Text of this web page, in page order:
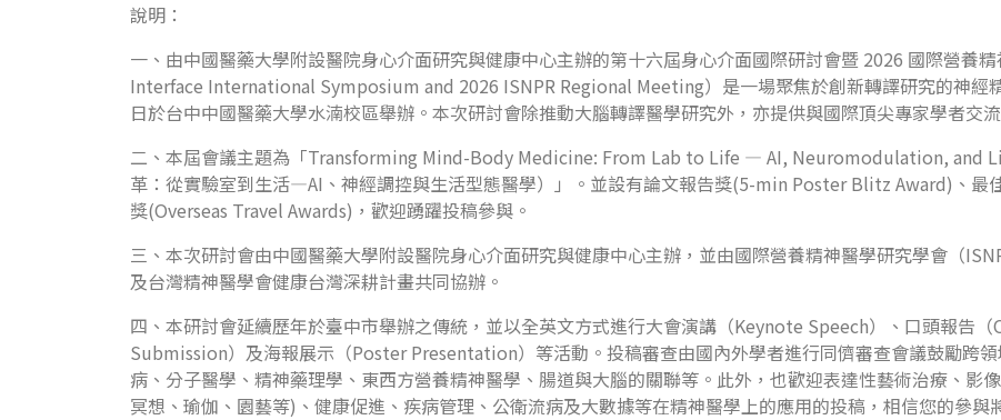
說明：
一、由中國醫藥大學附設醫院身心介面研究與健康中心主辦的第十六屆身心介面國際研討會暨 2026 國際營養
Interface International Symposium and 2026 ISNPR Regional Meeting）是一場聚焦於創新轉譯研究的神經
日於台中中國醫藥大學水湳校區舉辦。本次研討會除推動大腦轉譯醫學研究外，亦提供與國際頂尖專家學者交
二、本屆會議主題為「Transforming Mind-Body Medicine: From Lab to Life — AI, Neuromodulation, and
革：從實驗室到生活—AI、神經調控與生活型態醫學）」。並設有論文報告獎(5-min Poster Blitz Award)、最
獎(Overseas Travel Awards)，歡迎踴躍投稿參與。
三、本次研討會由中國醫藥大學附設醫院身心介面研究與健康中心主辦，並由國際營養精神醫學研究學會（
及台灣精神醫學會健康台灣深耕計畫共同協辦。
四、本研討會延續歷年於臺中市舉辦之傳統，並以全英文方式進行大會演講（Keynote Speech）、口頭報告
Submission）及海報展示（Poster Presentation）等活動。投稿審查由國內外學者進行同儕審查會議鼓勵跨
病、分子醫學、精神藥理學、東西方營養精神醫學、腸道與大腦的關聯等。此外，也歡迎表達性藝術治療、影
冥想、瑜伽、園藝等)、健康促進、疾病管理、公衛流病及大數據等在精神醫學上的應用的投稿，相信您的參與